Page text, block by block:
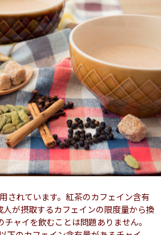
されています。紅茶のカフェイン含有
が摂取するカフェインの限度量から換
ャイを飲むことは問題ありません。